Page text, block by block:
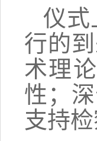
仪式
行的
术理
性；
支持